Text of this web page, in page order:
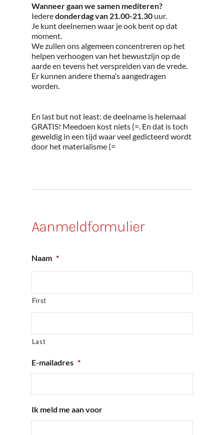
Wanneer gaan we samen mediteren?
Iederedonderdag van 21.00-21.30uur.
Je kunt deelnemen waar je ook bent op dat
moment.
We zullen ons algemeen concentreren op het
helpen verhoogen van het bewustzijn op de
aarde en tevens het verspreiden van de vrede.
Er kunnen andere thema’s aangedragen
worden.
En last but not least: de deelname is helemaal
GRATIS! Meedoen kost niets (=. En dat is toch
geweldig in een tijd waar veel gedicteerd wordt
door het materialisme (=
Aanmeldformulier
Naam *
First
Last
E-mailadres *
Ik meld me aan voor